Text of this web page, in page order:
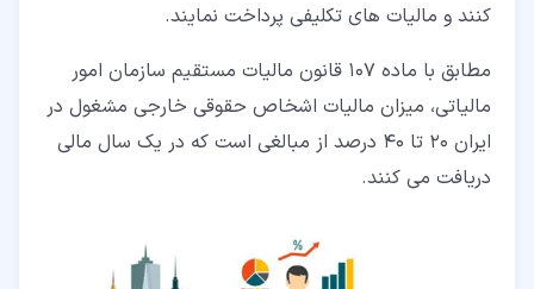
کنند و مالیات های تکلیفی پرداخت نمایند.
مطابق با ماده 107 قانون مالیات مستقیم سازمان امور
مالیاتی، میزان مالیات اشخاص حقوقی خارجی مشغول در
ایران 20 تا 40 درصد از مبالغی است که در یک سال مالی
دریافت می کنند.